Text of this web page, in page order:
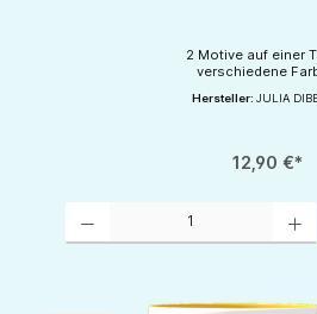
2 Motive auf einer
verschiedene
Hersteller: JULIA
12,90 €*